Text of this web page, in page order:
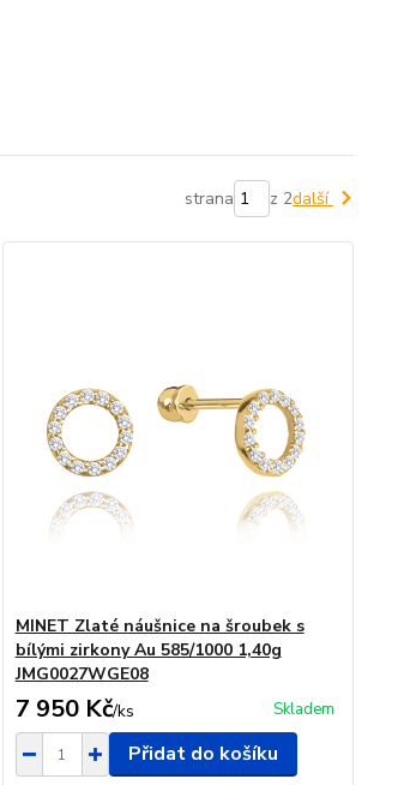
strana z 2další
MINET Zlaté náušnice na šroubek s
bílými zirkony Au 585/1000 1,40g
JMG0027WGE08
7 950 Kč/ks Skladem
Přidat do košíku